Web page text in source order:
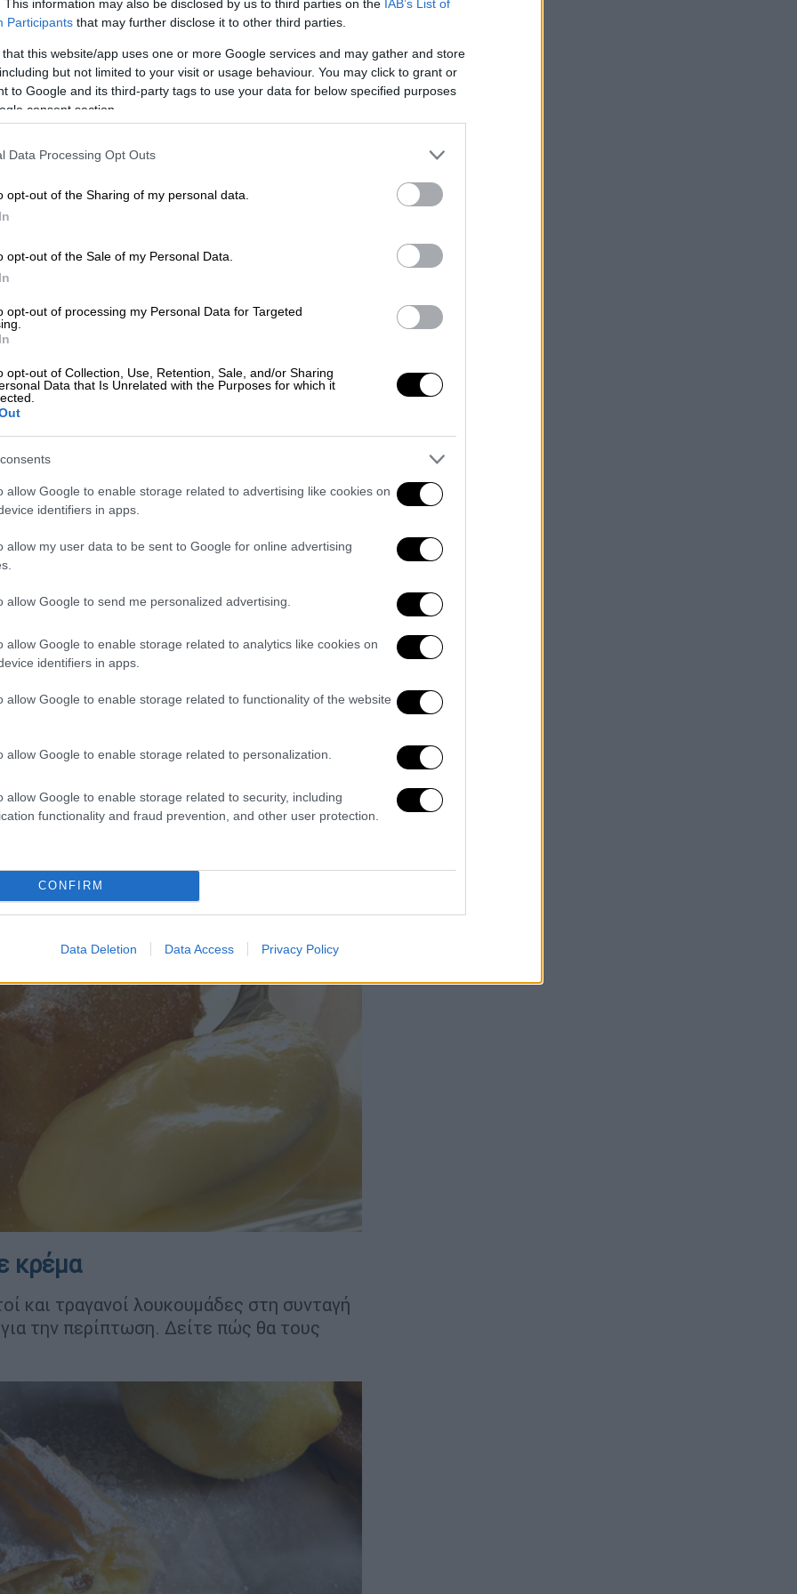
This information may also be disclosed by us to third parties on the IAB’s List of
Participants that may further disclose it to other third parties.
that this website/app uses one or more Google services and may gather and store
but not limited to your visit or usage behaviour. You may click to grant or
to Google and its third-party tags to use your data for below specified purposes
consent section.
Data Processing Opt Outs
opt-out of the Sharing of my personal data.
opt-out of the Sale of my Personal Data.
opt-out of processing my Personal Data for Targeted
opt-out of Collection, Use, Retention, Sale, and/or Sharing
Data that Is Unrelated with the Purposes for which it
allow Google to enable storage related to advertising like cookies on
identifiers in apps.
allow my user data to be sent to Google for online advertising
allow Google to send me personalized advertising.
allow Google to enable storage related to analytics like cookies on
identifiers in apps.
allow Google to enable storage related to functionality of the website
allow Google to enable storage related to personalization.
allow Google to enable storage related to security, including
functionality and fraud prevention, and other user protection.
CONFIRM
Data Deletion Data Access Privacy Policy
με λεμόνι ή πορτοκάλι και πλούσια
γλυκό ταψιού έχει αμέτρητους
κρέμα
και τραγανοί λουκουμάδες στη συνταγή
την περίπτωση. Δείτε πώς θα τους